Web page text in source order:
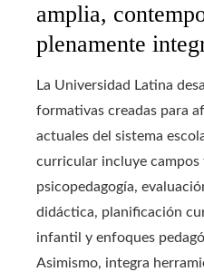
amplia,
plenamente
La Universidad Latina
formativas creadas para
actuales del sistema
curricular incluye
psicopedagogía,
didáctica, planificación
infantil y enfoques
Asimismo, integra